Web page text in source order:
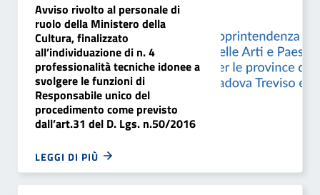
Avviso rivolto al personale di
ruolo della Ministero della
Cultura, finalizzato
all’individuazione di n. 4
professionalità tecniche idonee a
svolgere le funzioni di
Responsabile unico del
procedimento come previsto
dall’art.31 del D. Lgs. n.50/2016
LEGGI DI PIÙ